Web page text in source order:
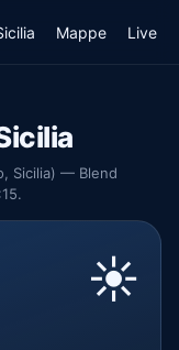
Mappe Live
Sicilia) — Blend
☀️